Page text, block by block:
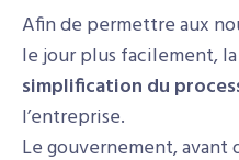
Afin de permettre aux
le jour plus facilement,
simplification du
l’entreprise.
Le gouvernement,